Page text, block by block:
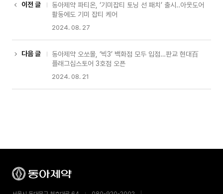
이전 글
동아제약 파티온, ‘기미잡티 토닝 선 패치’ 출시..아웃도어
활동에도 기미 잡티 케어
2024. 08. 27
다음 글
동아제약 오쏘몰, ‘빅3’ 백화점 모두 입점…판교 현대百
플래그십스토어 3호점 오픈
2024. 08. 21